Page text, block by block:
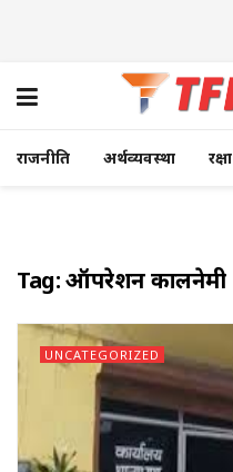
राजनीति अर्थव्यवस्था रक्षा
Tag:ऑपरेशन कालनेमी
UNCATEGORIZED